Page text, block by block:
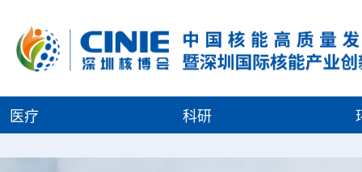
医疗 科研